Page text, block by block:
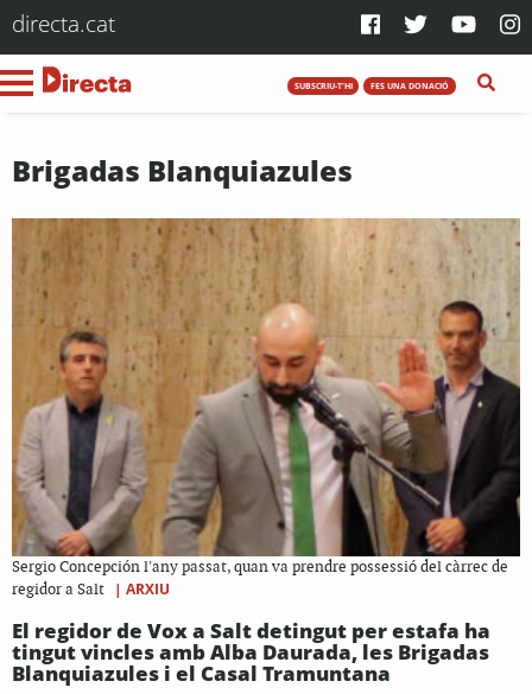
directa.cat
SUBSCRIU-T'HI FES UNA DONACIÓ
Brigadas Blanquiazules
Sergio Concepción l'any passat, quan va prendre possessió del càrrec de
regidor a Salt
| ARXIU
El regidor de Vox a Salt detingut per estafa ha
tingut vincles amb Alba Daurada, les Brigadas
Blanquiazules i el Casal Tramuntana